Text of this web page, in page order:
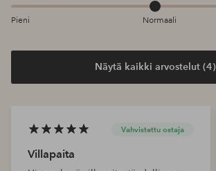
Pieni Normaali
Näytä kaikki arvostelut (4)
Vahvistettu ostaja
Villapaita